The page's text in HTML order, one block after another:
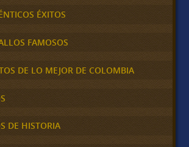
ÉXITOS
FAMOSOS
DE LO MEJOR DE COLOMBIA
DE HISTORIA